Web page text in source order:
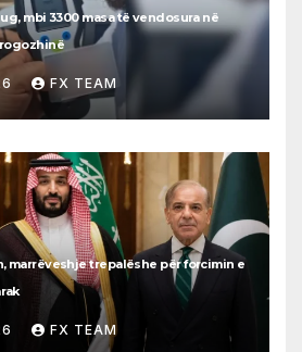
mbi 3300 masa të vendosura në
FX TEAM
marrëveshje trepalëshe për forcimin e
FX TEAM